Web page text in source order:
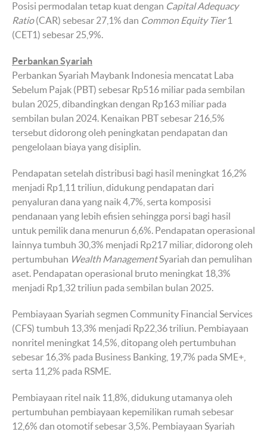
Posisi permodalan tetap kuat dengan Capital Adequacy
Ratio(CAR) sebesar 27,1% dan Common Equity Tier1
(CET1) sebesar 25,9%.
Perbankan Syariah
Perbankan Syariah Maybank Indonesia mencatat Laba
Sebelum Pajak (PBT) sebesar Rp516 miliar pada sembilan
bulan 2025, dibandingkan dengan Rp163 miliar pada
sembilan bulan 2024. Kenaikan PBT sebesar 216,5%
tersebut didorong oleh peningkatan pendapatan dan
pengelolaan biaya yang disiplin.
Pendapatan setelah distribusi bagi hasil meningkat 16,2%
menjadi Rp1,11 triliun, didukung pendapatan dari
penyaluran dana yang naik 4,7%, serta komposisi
pendanaan yang lebih efisien sehingga porsi bagi hasil
untuk pemilik dana menurun 6,6%. Pendapatan operasional
lainnya tumbuh 30,3% menjadi Rp217 miliar, didorong oleh
pertumbuhan Wealth ManagementSyariah dan pemulihan
aset. Pendapatan operasional bruto meningkat 18,3%
menjadi Rp1,32 triliun pada sembilan bulan 2025.
Pembiayaan Syariah segmen Community Financial Services
(CFS) tumbuh 13,3% menjadi Rp22,36 triliun. Pembiayaan
nonritel meningkat 14,5%, ditopang oleh pertumbuhan
sebesar 16,3% pada Business Banking, 19,7% pada SME+,
serta 11,2% pada RSME.
Pembiayaan ritel naik 11,8%, didukung utamanya oleh
pertumbuhan pembiayaan kepemilikan rumah sebesar
12,6% dan otomotif sebesar 3,5%. Pembiayaan Syariah